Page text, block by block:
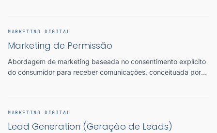
MARKETING DIGITAL
Marketing de Permissão
Abordagem de marketing baseada no consentimento explícito
do consumidor para receber comunicações, conceituada por
MARKETING DIGITAL
Lead Generation (Geração de Leads)